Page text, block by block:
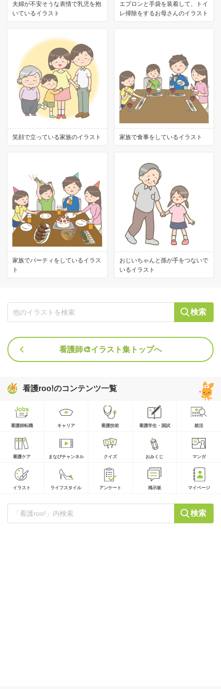
夫婦が不安そうな表情で乳児を抱
いているイラスト
エプロンと手袋を装着して、トイ
レ掃除をするお母さんのイラスト
笑顔で立っている家族のイラスト 家族で食事をしているイラスト
家族でパーティをしているイラス
ト
おじいちゃんと孫が手をつないで
いるイラスト
検索
看護師🎨イラスト集トップへ
看護roo!のコンテンツ一覧
看護師転職 キャリア 看護技術 看護学生・国試 就活
看護ケア まなびチャンネル クイズ おみくじ マンガ
イラスト ライフスタイル アンケート 掲示板 マイページ
検索